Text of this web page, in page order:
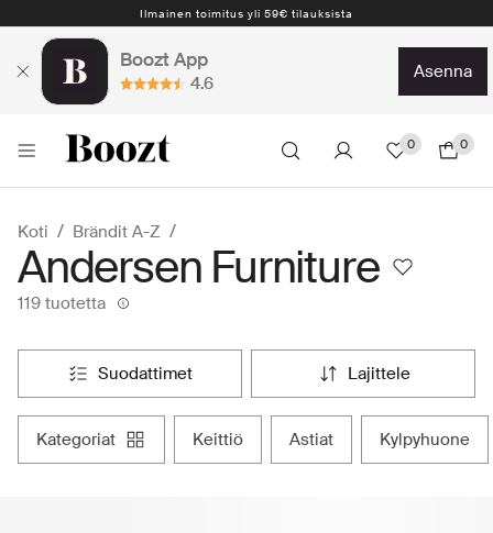
Ilmainen toimitus yli 59€ tilauksista
Nopea toimitus 2-5 arkipäivää
Boozt App
4.6
asenna
0 0
Koti Brändit A-Z
Andersen Furniture
119 tuotetta
suodattimet lajittele
kategoriat keittiö astiat kylpyhuone